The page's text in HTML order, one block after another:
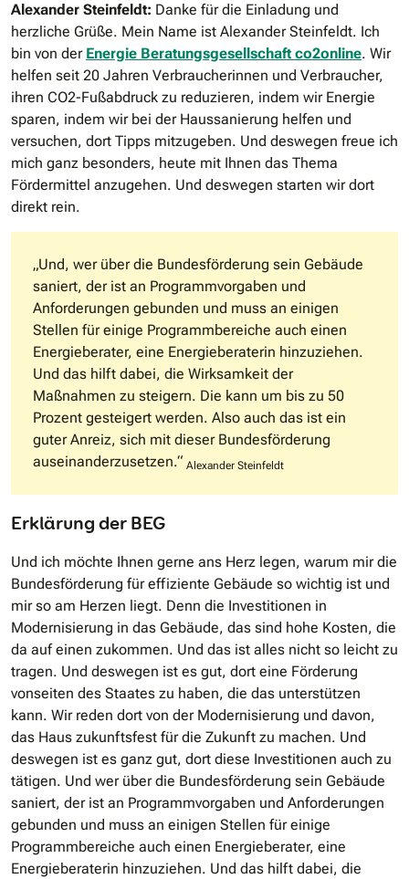
Alexander Steinfeldt: Danke für die Einladung und
herzliche Grüße. Mein Name ist Alexander Steinfeldt. Ich
bin von der Energie Beratungsgesellschaft co2online. Wir
helfen seit 20 Jahren Verbraucherinnen und Verbraucher,
ihren CO2-Fußabdruck zu reduzieren, indem wir Energie
sparen, indem wir bei der Haussanierung helfen und
versuchen, dort Tipps mitzugeben. Und deswegen freue ich
mich ganz besonders, heute mit Ihnen das Thema
Fördermittel anzugehen. Und deswegen starten wir dort
direkt rein.
„Und, wer über die Bundesförderung sein Gebäude
saniert, der ist an Programmvorgaben und
Anforderungen gebunden und muss an einigen
Stellen für einige Programmbereiche auch einen
Energieberater, eine Energieberaterin hinzuziehen.
Und das hilft dabei, die Wirksamkeit der
Maßnahmen zu steigern. Die kann um bis zu 50
Prozent gesteigert werden. Also auch das ist ein
guter Anreiz, sich mit dieser Bundesförderung
auseinanderzusetzen.“ Alexander Steinfeldt
Erklärung der BEG
Und ich möchte Ihnen gerne ans Herz legen, warum mir die
Bundesförderung für effiziente Gebäude so wichtig ist und
mir so am Herzen liegt. Denn die Investitionen in
Modernisierung in das Gebäude, das sind hohe Kosten, die
da auf einen zukommen. Und das ist alles nicht so leicht zu
tragen. Und deswegen ist es gut, dort eine Förderung
vonseiten des Staates zu haben, die das unterstützen
kann. Wir reden dort von der Modernisierung und davon,
das Haus zukunftsfest für die Zukunft zu machen. Und
deswegen ist es ganz gut, dort diese Investitionen auch zu
tätigen. Und wer über die Bundesförderung sein Gebäude
saniert, der ist an Programmvorgaben und Anforderungen
gebunden und muss an einigen Stellen für einige
Programmbereiche auch einen Energieberater, eine
Energieberaterin hinzuziehen. Und das hilft dabei, die